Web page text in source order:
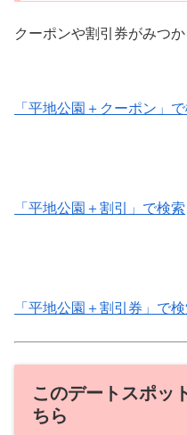
クーポンや割引券がみつ
「平地公園＋クーポン」
「平地公園＋割引」で検索
「平地公園＋割引券」で
このデートスポッ
ちら